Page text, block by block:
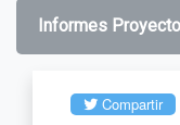
Informes
Compartir